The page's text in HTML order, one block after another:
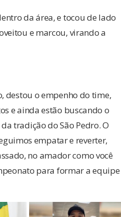
da área, e tocou de lado
e marcou, virando a
destou o empenho do time,
e ainda estão buscando o
tradição do São Pedro. O
empatar e reverter,
no amador como você
para formar a equipe